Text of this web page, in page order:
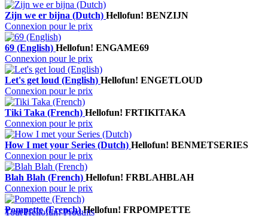
Zijn we er bijna (Dutch) Hellofun! BENZIJN
Connexion pour le prix
69 (English) Hellofun! ENGAME69
Connexion pour le prix
Let's get loud (English) Hellofun! ENGETLOUD
Connexion pour le prix
Tiki Taka (French) Hellofun! FRTIKITAKA
Connexion pour le prix
How I met your Series (Dutch) Hellofun! BENMETSERIES
Connexion pour le prix
Blah Blah (French) Hellofun! FRBLAHBLAH
Connexion pour le prix
Pompette (French)Hellofun! FRPOMPETTE
Tout Hellofun! Produits